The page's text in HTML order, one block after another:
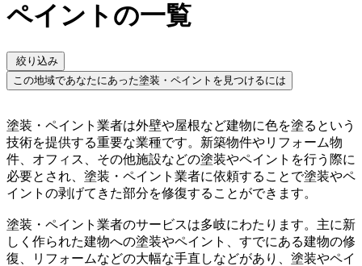
ペイントの一覧
絞り込み
この地域であなたにあった塗装・ペイントを見つけるには
塗装・ペイント業者は外壁や屋根など建物に色を塗るという
技術を提供する重要な業種です。新築物件やリフォーム物
件、オフィス、その他施設などの塗装やペイントを行う際に
必要とされ、塗装・ペイント業者に依頼することで塗装やペ
イントの剥げてきた部分を修復することができます。
塗装・ペイント業者のサービスは多岐にわたります。主に新
しく作られた建物への塗装やペイント、すでにある建物の修
復、リフォームなどの大幅な手直しなどがあり、塗装やペイ